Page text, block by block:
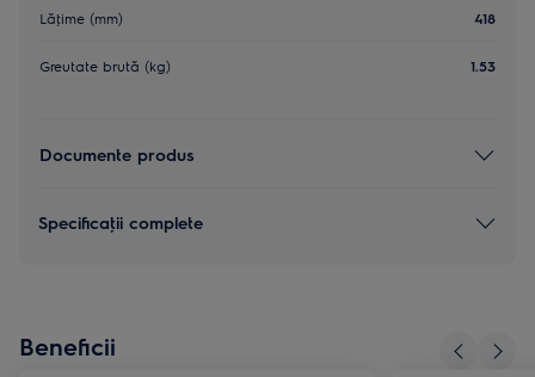
Lăţime (mm) 418
Greutate brută (kg) 1.53
Documente produs
Specificaţii complete
Beneficii